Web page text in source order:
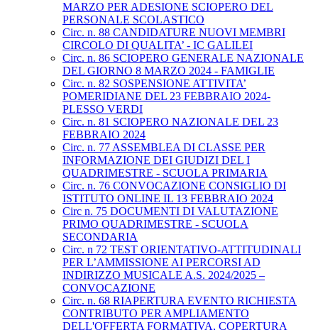
MARZO PER ADESIONE SCIOPERO DEL
PERSONALE SCOLASTICO
Circ. n. 88 CANDIDATURE NUOVI MEMBRI
CIRCOLO DI QUALITA’ - IC GALILEI
Circ. n. 86 SCIOPERO GENERALE NAZIONALE
DEL GIORNO 8 MARZO 2024 - FAMIGLIE
Circ. n. 82 SOSPENSIONE ATTIVITA’
POMERIDIANE DEL 23 FEBBRAIO 2024-
PLESSO VERDI
Circ. n. 81 SCIOPERO NAZIONALE DEL 23
FEBBRAIO 2024
Circ. n. 77 ASSEMBLEA DI CLASSE PER
INFORMAZIONE DEI GIUDIZI DEL I
QUADRIMESTRE - SCUOLA PRIMARIA
Circ. n. 76 CONVOCAZIONE CONSIGLIO DI
ISTITUTO ONLINE IL 13 FEBBRAIO 2024
Circ n. 75 DOCUMENTI DI VALUTAZIONE
PRIMO QUADRIMESTRE - SCUOLA
SECONDARIA
Circ. n 72 TEST ORIENTATIVO-ATTITUDINALI
PER L’AMMISSIONE AI PERCORSI AD
INDIRIZZO MUSICALE A.S. 2024/2025 –
CONVOCAZIONE
Circ. n. 68 RIAPERTURA EVENTO RICHIESTA
CONTRIBUTO PER AMPLIAMENTO
DELL'OFFERTA FORMATIVA, COPERTURA